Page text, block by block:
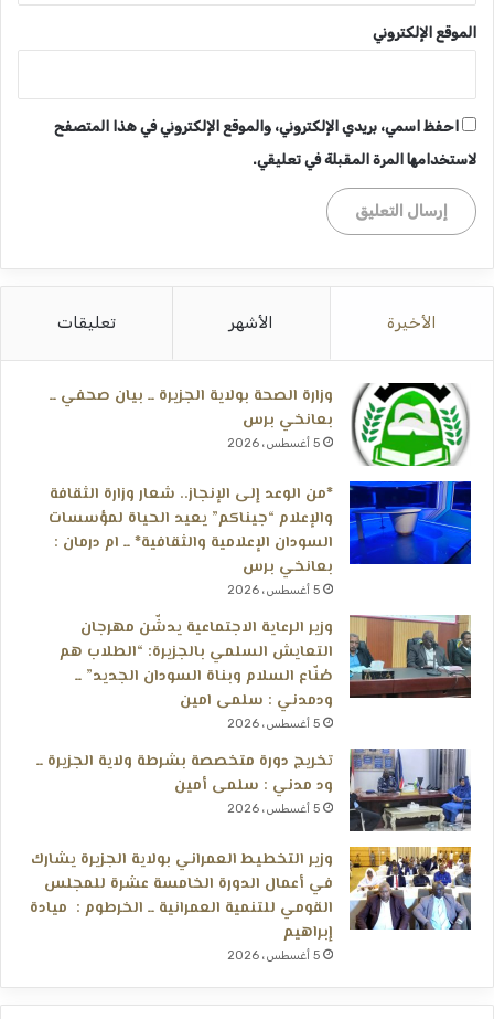
الموقع الإلكتروني
احفظ اسمي، بريدي الإلكتروني، والموقع الإلكتروني في هذا المتصفح
لاستخدامها المرة المقبلة في تعليقي.
الأخيرة الأشهر تعليقات
وزارة الصحة بولاية الجزيرة ــ بيان صحفي ــ
بعانخي برس
5 أغسطس، 2026
*من الوعد إلى الإنجاز.. شعار وزارة الثقافة
والإعلام “جيناكم” يعيد الحياة لمؤسسات
السودان الإعلامية والثقافية* ــ ام درمان :
بعانخي برس
5 أغسطس، 2026
وزير الرعاية الاجتماعية يدشّن مهرجان
التعايش السلمي بالجزيرة: “الطلاب هم
صُنّاع السلام وبناة السودان الجديد” ــ
ودمدني : سلمى امين
5 أغسطس، 2026
تخريج دورة متخصصة بشرطة ولاية الجزيرة ــ
ود مدني : سلمى أمين
5 أغسطس، 2026
وزير التخطيط العمراني بولاية الجزيرة يشارك
في أعمال الدورة الخامسة عشرة للمجلس
القومي للتنمية العمرانية ــ الخرطوم : ميادة
إبراهيم
5 أغسطس، 2026